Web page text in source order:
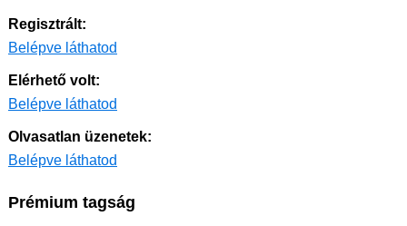
Regisztrált:
Belépve láthatod
Elérhető volt:
Belépve láthatod
Olvasatlan üzenetek:
Belépve láthatod
Prémium tagság